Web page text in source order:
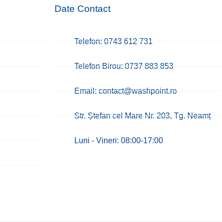
Date Contact
Telefon: 0743 612 731
Telefon Birou: 0737 883 853
Email: contact@washpoint.ro
Str. Ștefan cel Mare Nr. 203, Tg. Neamț
Luni - Vineri: 08:00-17:00